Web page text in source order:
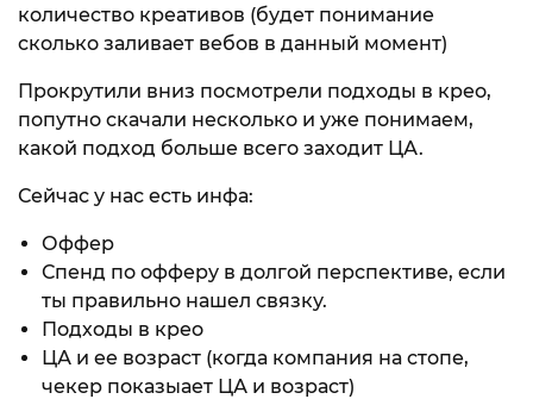
количество креативов (будет понимание
сколько заливает вебов в данный момент)
Прокрутили вниз посмотрели подходы в крео,
попутно скачали несколько и уже понимаем,
какой подход больше всего заходит ЦА.
Сейчас у нас есть инфа:
Оффер
Спенд по офферу в долгой перспективе, если
ты правильно нашел связку.
Подходы в крео
ЦА и ее возраст (когда компания на стопе,
чекер показыает ЦА и возраст)